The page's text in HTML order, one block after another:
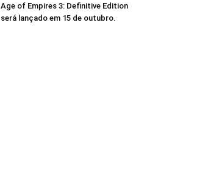
Age of Empires 3: Definitive Edition
será lançado em 15 de outubro.